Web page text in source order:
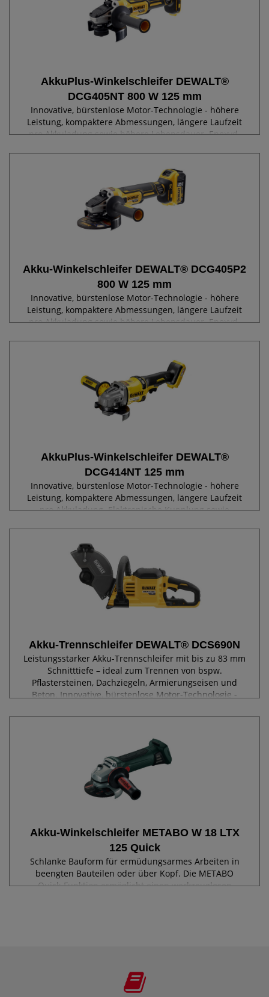
AkkuPlus-Winkelschleifer DEWALT®
DCG405NT 800 W 125 mm
Innovative, bürstenlose Motor-Technologie - höhere
Leistung, kompaktere Abmessungen, längere Laufzeit
pro Akkuladung sowie höhere Lebensdauer. Epoxyd-
Akku-Winkelschleifer DEWALT® DCG405P2
800 W 125 mm
Innovative, bürstenlose Motor-Technologie - höhere
Leistung, kompaktere Abmessungen, längere Laufzeit
pro Akkuladung sowie höhere Lebensdauer. Epoxyd-
AkkuPlus-Winkelschleifer DEWALT®
DCG414NT 125 mm
Innovative, bürstenlose Motor-Technologie - höhere
Leistung, kompaktere Abmessungen, längere Laufzeit
pro Akkuladung. Elektronische Kupplung sowie
Akku-Trennschleifer DEWALT® DCS690N
Leistungsstarker Akku-Trennschleifer mit bis zu 83 mm
Schnitttiefe – ideal zum Trennen von bspw.
Pflastersteinen, Dachziegeln, Armierungseisen und
Beton. Innovative, bürstenlose Motor-Technologie -
Akku-Winkelschleifer METABO W 18 LTX
125 Quick
Schlanke Bauform für ermüdungsarmes Arbeiten in
beengten Bauteilen oder über Kopf. Die METABO
Quick-Funktion ermöglicht einen werkzeuglosen